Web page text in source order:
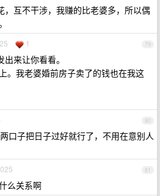
，互不干涉，我赚的比老婆多，所以偶
79
1
来让你看看。
。我老婆婚前房子卖了的钱也在我这
80
口子把日子过好就行了，不用在意别人
81
么关系啊